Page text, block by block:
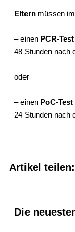
Eltern müssen
– einen PCR-Test
48 Stunden nach
oder
– einen PoC-Test
24 Stunden nach
Artikel teilen:
Die